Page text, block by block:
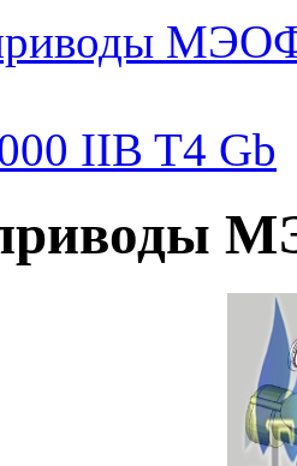
IIB T4 Gb